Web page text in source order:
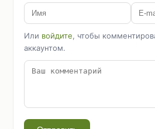
Или войдите, чтобы
аккаунтом.